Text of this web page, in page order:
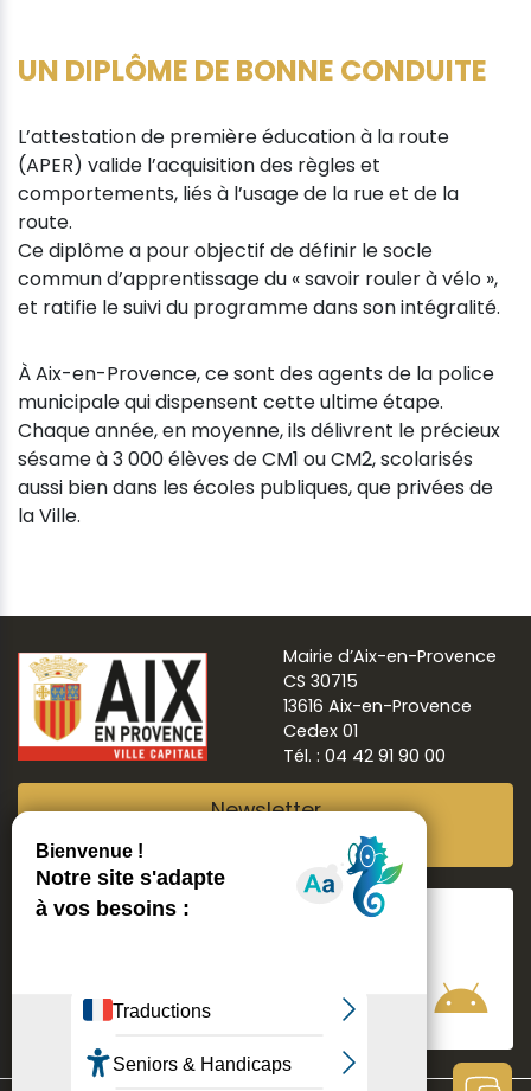
UN DIPLÔME DE BONNE CONDUITE
L’attestation de première éducation à la route
(APER) valide l’acquisition des règles et
comportements, liés à l’usage de la rue et de la
route.
Ce diplôme a pour objectif de définir le socle
commun d’apprentissage du « savoir rouler à vélo »,
et ratifie le suivi du programme dans son intégralité.
À Aix-en-Provence, ce sont des agents de la police
municipale qui dispensent cette ultime étape.
Chaque année, en moyenne, ils délivrent le précieux
sésame à 3 000 élèves de CM1 ou CM2, scolarisés
aussi bien dans les écoles publiques, que privées de
la Ville.
Mairie d’Aix-en-Provence
CS 30715
13616 Aix-en-Provence
Cedex 01
Tél. : 04 42 91 90 00
Newsletter
Suivre Aix ma ville